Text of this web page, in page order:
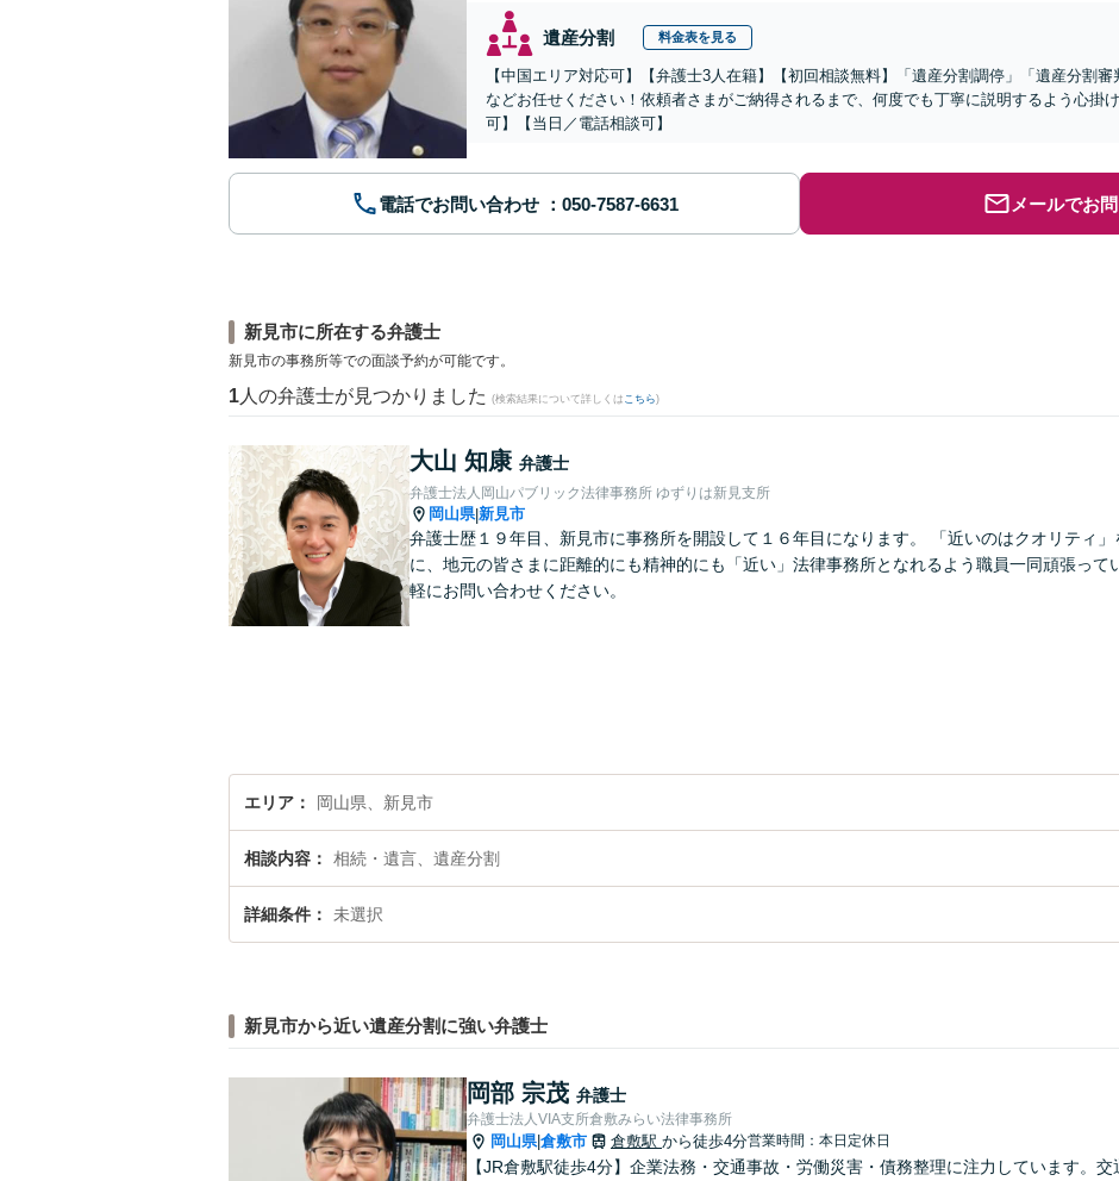
遺産分割 料金表を見る
【中国エリア対応可】【弁護士3人在籍】【初回相談無料】「遺産分割調停」「遺産分割審
などお任せください！依頼者さまがご納得されるまで、何度でも丁寧に説明するよう心掛
可】【当日／電話相談可】
電話でお問い合わせ メールでお
新見市に所在する弁護士
新見市の事務所等での面談予約が可能です。
1 人の弁護士が見つかりました (検索結果について詳しくは こちら)
大山 知康 弁護士
弁護士法人岡山パブリック法律事務所 ゆずりは新見支所
岡山県|新見市
弁護士歴１９年目、新見市に事務所を開設して１６年目になります。 「近いのはクオリティ」
に、地元の皆さまに距離的にも精神的にも「近い」法律事務所となれるよう職員一同頑張って
軽にお問い合わせください。
エリア 岡山県、新見市
相談内容 相続・遺言、遺産分割
詳細条件 未選択
新見市から近い遺産分割に強い弁護士
岡部 宗茂 弁護士
弁護士法人VIA支所倉敷みらい法律事務所
岡山県|倉敷市 倉敷駅 から徒歩4分営業時間：本日定休日
【JR倉敷駅徒歩4分】企業法務・交通事故・労働災害・債務整理に注力しています。